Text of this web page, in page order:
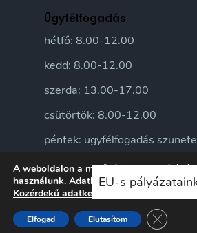
Ügyfélfogadás
hétfő: 8.00-12.00
kedd: 8.00-12.00
szerda: 13.00-17.00
csütörtök: 8.00-12.00
péntek: ügyfélfogadás
EU-s
A weboldalon a minőségi felhasználói
használunk. Adatkezelési
Közérdekű adatkezelési szabályzatunkat
Elfogad Elutasítom Close